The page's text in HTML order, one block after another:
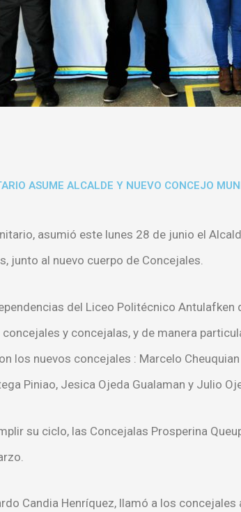
ASUME ALCALDE Y NUEVO CONCEJO
asumió este lunes 28 de junio el
junto al nuevo cuerpo de Concejales.
del Liceo Politécnico Antulafken
y concejalas, y de manera
los nuevos concejales : Marcelo
Piniao, Jesica Ojeda Gualaman y Julio
su ciclo, las Concejalas Prosperina
Candia Henríquez, llamó a los concejales